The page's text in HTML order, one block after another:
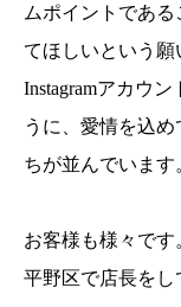
ムポイントであ
てほしいという願
Instagramアカウン
うに、愛情を込
ちが並んでいます
お客様も様々です
平野区で店長をし